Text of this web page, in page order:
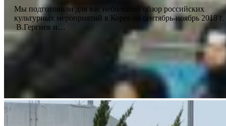
Мы подготовили для вас небольшой обзор российских
культурных мероприятий в Корее на сентябрь-ноябрь 2018
В.Гергиев и…